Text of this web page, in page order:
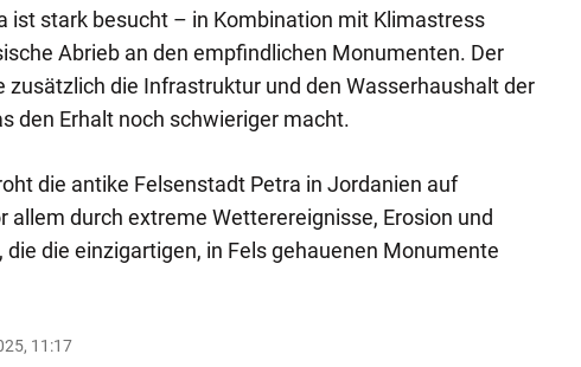
ist stark besucht – in Kombination mit Klimastress
Abrieb an den empfindlichen Monumenten. Der
zusätzlich die Infrastruktur und den Wasserhaushalt der
den Erhalt noch schwieriger macht.
die antike Felsenstadt Petra in Jordanien auf
allem durch extreme Wetterereignisse, Erosion und
die einzigartigen, in Fels gehauenen Monumente
11:17